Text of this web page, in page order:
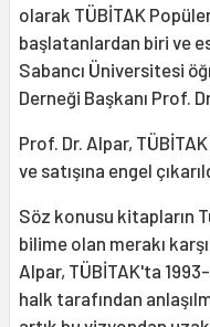
olarak TÜBİTAK
başlatanlardan biri ve
Sabancı Üniversitesi
Derneği Başkanı Prof.
Prof. Dr. Alpar,
ve satışına engel
Söz konusu kitapların
bilime olan merakı
Alpar, TÜBİTAK'ta
halk tarafından